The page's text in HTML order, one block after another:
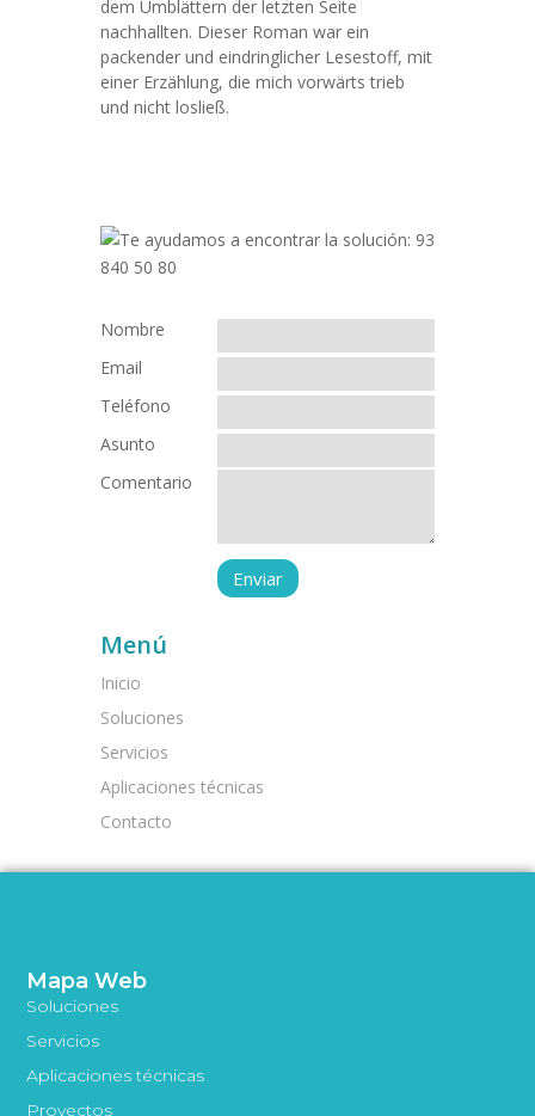
dem Umblättern der letzten Seite
nachhallten. Dieser Roman war ein
packender und eindringlicher Lesestoff, mit
einer Erzählung, die mich vorwärts trieb
und nicht losließ.
Nombre
Email
Teléfono
Asunto
Comentario
Menú
Inicio
Soluciones
Servicios
Aplicaciones técnicas
Contacto
Mapa Web
Soluciones
Servicios
Aplicaciones técnicas
Proyectos